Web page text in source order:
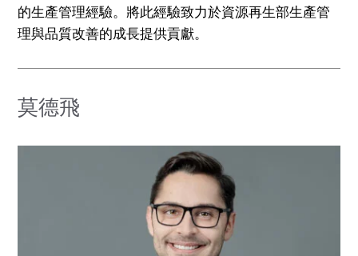
的生產管理經驗。將此經驗致力於資源再生部生產管
理與品質改善的成長提供貢獻。
莫德飛